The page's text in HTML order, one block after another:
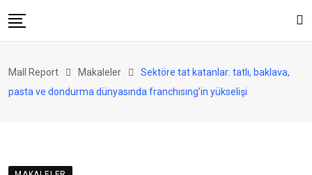
to
Perakende
Mall Report Makaleler
Sektöre tat katanlar: tatlı, baklava,
pasta ve dondurma dünyasında franchısıng’in yükselişi